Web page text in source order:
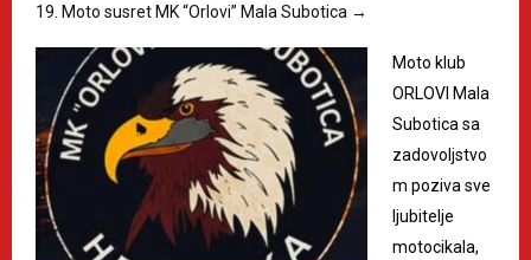
19. Moto susret MK “Orlovi” Mala Subotica →
Moto klub
ORLOVI Mala
Subotica sa
zadovoljstvo
m poziva sve
ljubitelje
motocikala,